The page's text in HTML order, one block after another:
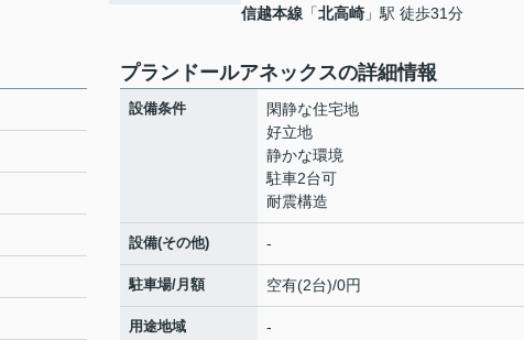
信越本線 「北高崎 」駅 徒歩31分
プランドールアネックスの詳細情報
設備条件
閑静な住宅地
好立地
静かな環境
駐車2台可
耐震構造
設備(その他) -
駐車場/月額 空有(2台)/0円
用途地域 -